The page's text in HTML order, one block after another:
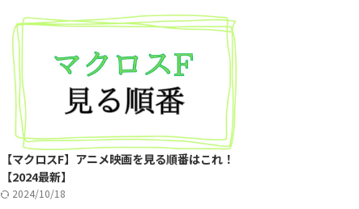
【マクロスF】アニメ映画を見る順番はこれ！
【2024最新】
2024/10/18